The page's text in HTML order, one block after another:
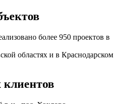
более 950 проектов в
областях и в Краснодарском